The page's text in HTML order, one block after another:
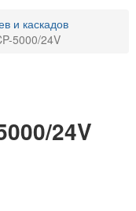
и каскадов
5000/24V
24V